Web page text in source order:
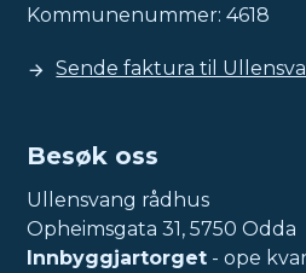
Kommunenummer: 4618
Sende faktura til
Besøk oss
Ullensvang rådhus
Opheimsgata 31, 5750 Odda
Innbyggjartorget - ope